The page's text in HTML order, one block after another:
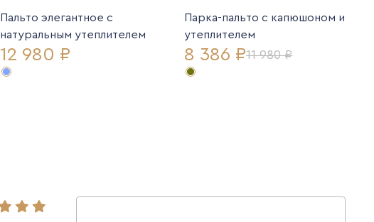
Пальто элегантное с
натуральным утеплителем
12 980 ₽
Парка-пальто с капюшоном и
утеплителем
8 386 ₽11 980 ₽